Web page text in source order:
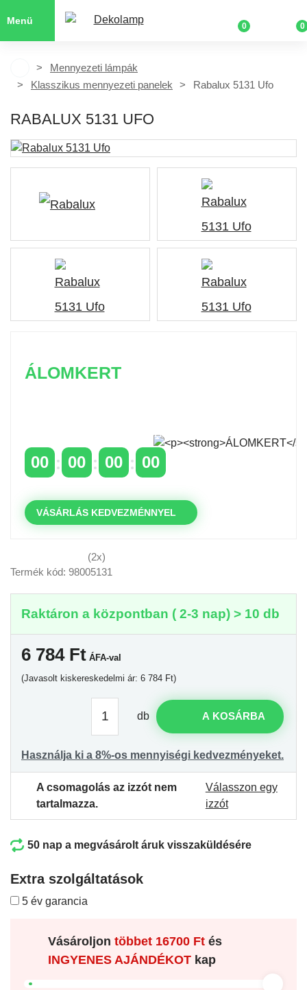
Menü
0 0
Mennyezeti lámpák
Klasszikus mennyezeti panelek
Rabalux 5131 Ufo
RABALUX 5131 UFO
ÁLOMKERT
a következő kóddal: VIP20HU
00 00 00 00
VÁSÁRLÁS KEDVEZMÉNNYEL
(2x)
Termék kód: 98005131
Raktáron a központban ( 2-3 nap) > 10 db
6 784Ft ÁFA-val
(Javasolt kiskereskedelmi ár: 6 784 Ft)
db A KOSÁRBA
Használja ki a 8%-os mennyiségi kedvezményeket.
A csomagolás az izzót nem
tartalmazza.
Válasszon egy
izzót
50 nap a megvásárolt áruk visszaküldésére
Extra szolgáltatások
5 év garancia
Vásároljon többet16700 Ftés
INGYENES AJÁNDÉKOTkap